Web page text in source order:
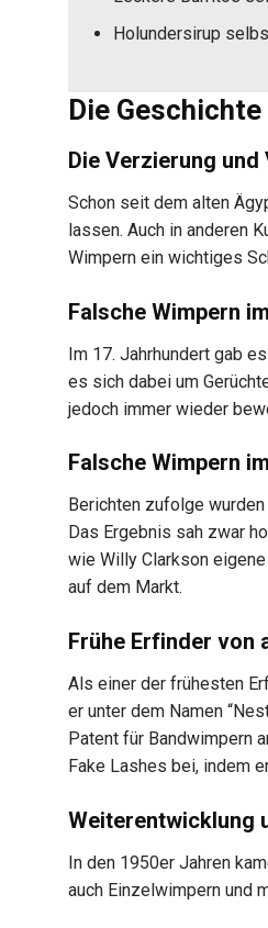
Holundersirup
Die
Die Verzierung
Schon seit dem alten
lassen. Auch in anderen
Wimpern ein wichtiges
Falsche Wimpern
Im 17. Jahrhundert gab
es sich dabei um
jedoch immer wieder
Falsche Wimpern
Berichten zufolge
Das Ergebnis sah zwar
wie Willy Clarkson
auf dem Markt.
Frühe Erfinder von
Als einer der frühesten
er unter dem Namen
Patent für Bandwimpern
Fake Lashes bei, indem
Weiterentwicklung
In den 1950er Jahren
auch Einzelwimpern und